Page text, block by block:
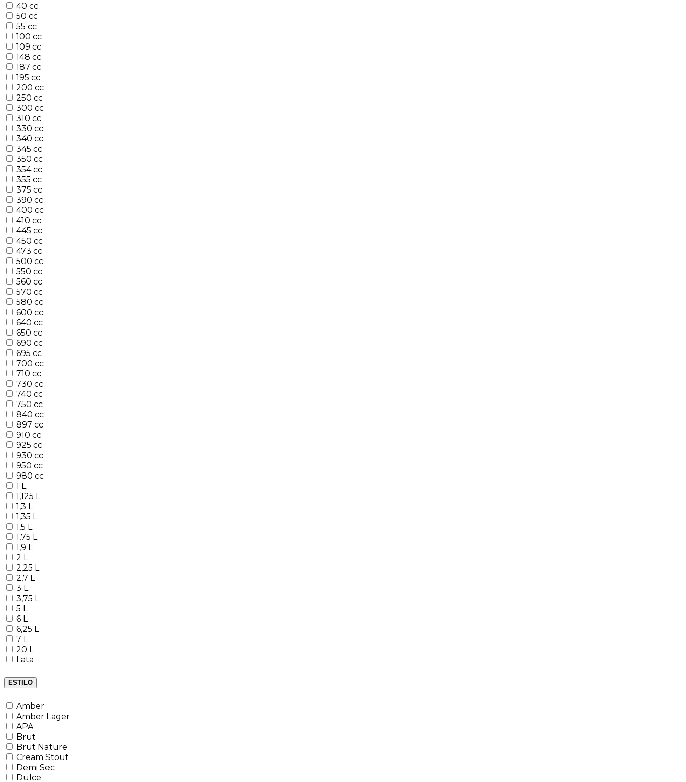
40 cc
50 cc
55 cc
100 cc
109 cc
148 cc
187 cc
195 cc
200 cc
250 cc
300 cc
310 cc
330 cc
340 cc
345 cc
350 cc
354 cc
355 cc
375 cc
390 cc
400 cc
410 cc
445 cc
450 cc
473 cc
500 cc
550 cc
560 cc
570 cc
580 cc
600 cc
640 cc
650 cc
690 cc
695 cc
700 cc
710 cc
730 cc
740 cc
750 cc
840 cc
897 cc
910 cc
925 cc
930 cc
950 cc
980 cc
1 L
1,125 L
1,3 L
1,35 L
1,5 L
1,75 L
1,9 L
2 L
2,25 L
2,7 L
3 L
3,75 L
5 L
6 L
6,25 L
7 L
20 L
Lata
ESTILO
Amber
Amber Lager
APA
Brut
Brut Nature
Cream Stout
Demi Sec
Dulce